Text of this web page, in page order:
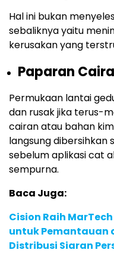
Hal ini bukan
sebaliknya yaitu
kerusakan yang
Paparan
Permukaan lantai
dan rusak jika terus-
cairan atau bahan
langsung
sebelum aplikasi cat
sempurna.
Baca Juga:
Cision Raih
untuk Pemantauan
Distribusi Siaran